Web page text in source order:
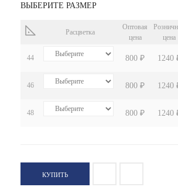
ВЫБЕРИТЕ РАЗМЕР
Расцветка
Оптовая
цена
цена
44 800 ₽ 1240
46 800 ₽ 1240
48 800 ₽ 1240
КУПИТЬ